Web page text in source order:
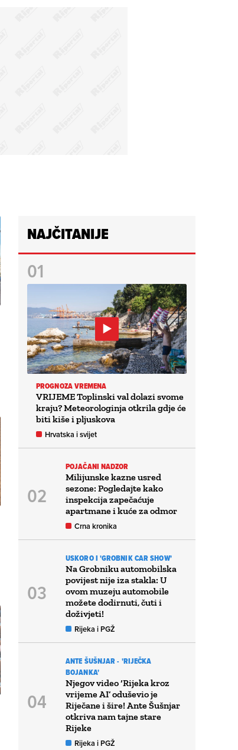
NAJČITANIJE
PROGNOZA VREMENA
VRIJEME Toplinski val dolazi svome
kraju? Meteorologinja otkrila gdje će
biti kiše i pljuskova
Hrvatska i svijet
POJAČANI NADZOR
Milijunske kazne usred
sezone: Pogledajte kako
inspekcija zapečaćuje
apartmane i kuće za odmor
Crna kronika
USKORO I 'GROBNIK CAR SHOW'
Na Grobniku automobilska
povijest nije iza stakla: U
ovom muzeju automobile
možete dodirnuti, čuti i
doživjeti!
Rijeka i PGŽ
ANTE ŠUŠNJAR - 'RIJEČKA
BOJANKA'
Njegov video ‘Rijeka kroz
vrijeme AI’ oduševio je
Riječane i šire! Ante Šušnjar
otkriva nam tajne stare
Rijeke
Rijeka i PGŽ